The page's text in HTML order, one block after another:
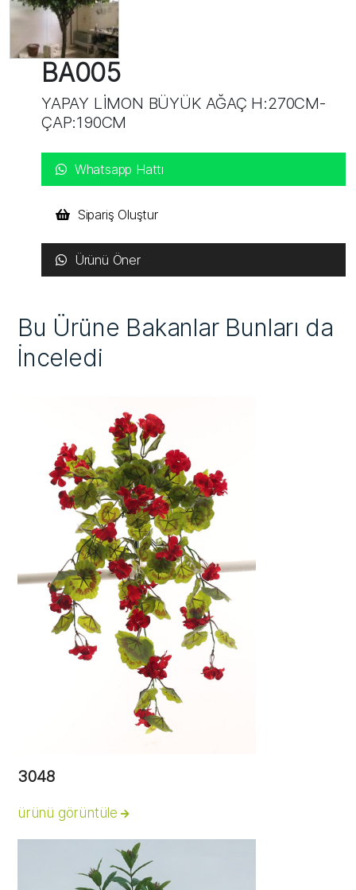
BA005
YAPAY LİMON BÜYÜK AĞAÇ H:270CM-
ÇAP:190CM
Whatsapp Hattı
Sipariş Oluştur
Ürünü Öner
Bu Ürüne Bakanlar Bunları da
İnceledi
3048
ürünü görüntüle